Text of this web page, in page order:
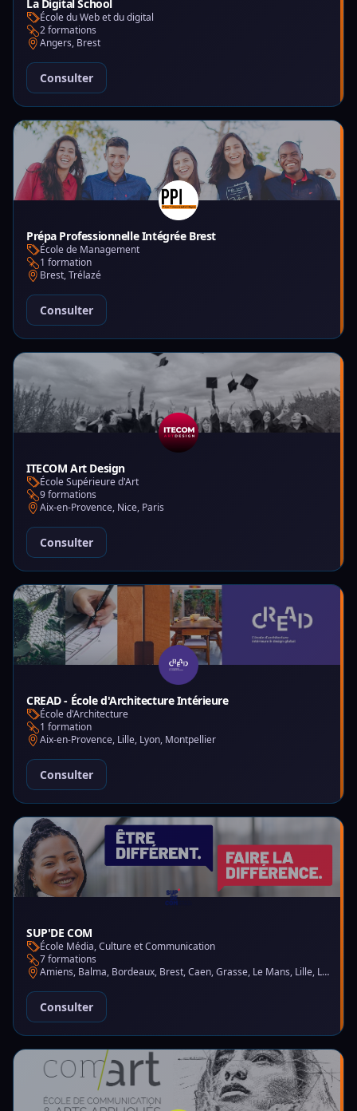
La Digital School
École du Web et du digital
2 formations
Angers, Brest
Consulter
Prépa Professionnelle Intégrée Brest
École de Management
1 formation
Brest, Trélazé
Consulter
ITECOM Art Design
École Supérieure d'Art
9 formations
Aix-en-Provence, Nice, Paris
Consulter
CREAD - École d'Architecture Intérieure
École d'Architecture
1 formation
Aix-en-Provence, Lille, Lyon, Montpellier
Consulter
SUP'DE COM
École Média, Culture et Communication
7 formations
Amiens, Balma, Bordeaux, Brest, Caen, Grasse, Le Mans, Lille, Lyon, Montpellier, Nantes, Nice, Paris, Saint-Martin-d'Hères
Consulter